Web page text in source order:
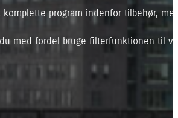
program indenfor tilbehør,
med fordel bruge filterfunktionen til